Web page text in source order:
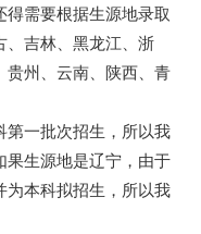
需要根据生源地录取
、吉林、黑龙江、浙
贵州、云南、陕西、青
第一批次招生，所以我
果生源地是辽宁，由于
为本科拟招生，所以我